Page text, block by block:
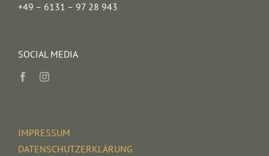
+49 – 6131 – 97 28 943
SOCIAL MEDIA
IMPRESSUM
DATENSCHUTZERKLÄRUNG